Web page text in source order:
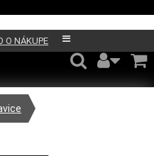
O NÁKUPE